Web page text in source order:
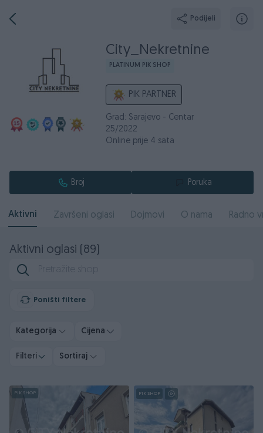
Podijeli
City_Nekretnine
PLATINUM PIK SHOP
PIK PARTNER
Grad: Sarajevo - Centar
25/2022
Online prije 4 sata
Broj Poruka
Aktivni Završeni oglasi Dojmovi O nama Radno
Aktivni oglasi (89)
Poništi filtere
Kategorija Cijena
Filteri Sortiraj
PIK SHOP PIK SHOP